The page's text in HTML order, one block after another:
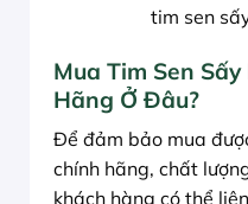
tim sen
Mua Tim Sen
Hãng Ở Đâu?
Để đảm bảo mua
chính hãng, chất
khách hàng có thể